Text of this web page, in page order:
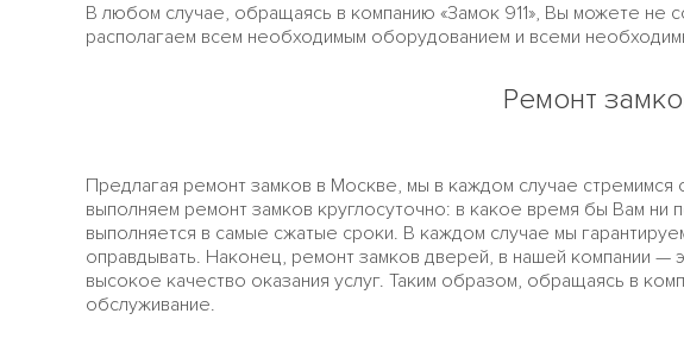
В любом случае, обращаясь в компанию «Замок 911», Вы можете не
располагаем всем необходимым оборудованием и всеми
Ремонт
Предлагая ремонт замков в Москве, мы в каждом случае
выполняем ремонт замков круглосуточно: в какое время бы Вам
выполняется в самые сжатые сроки. В каждом случае мы
оправдывать. Наконец, ремонт замков дверей, в нашей компании —
высокое качество оказания услуг. Таким образом, обращаясь в
обслуживание.